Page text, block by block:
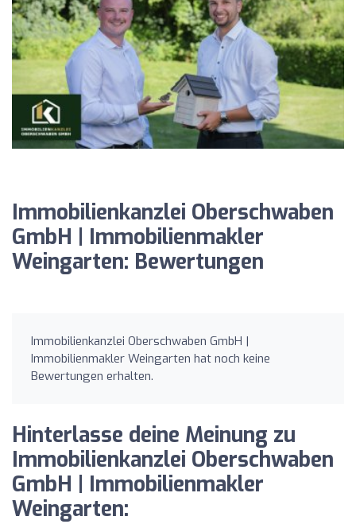
Immobilienkanzlei Oberschwaben
GmbH | Immobilienmakler
Weingarten: Bewertungen
Immobilienkanzlei Oberschwaben GmbH |
Immobilienmakler Weingarten hat noch keine
Bewertungen erhalten.
Hinterlasse deine Meinung zu
Immobilienkanzlei Oberschwaben
GmbH | Immobilienmakler
Weingarten: